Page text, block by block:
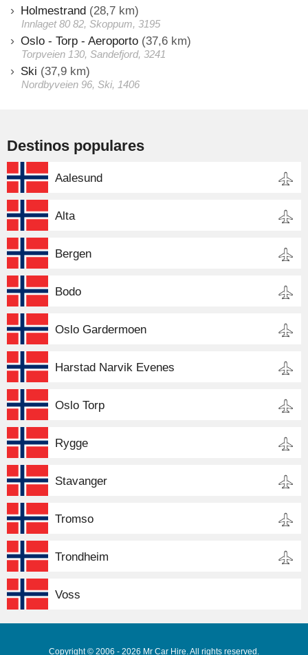
Holmestrand (28,7 km)
Innlaget 80 82, Skoppum, 3195
Oslo - Torp - Aeroporto (37,6 km)
Torpveien 130, Sandefjord, 3241
Ski (37,9 km)
Nordbyveien 96, Ski, 1406
Destinos populares
Aalesund
Alta
Bergen
Bodo
Oslo Gardermoen
Harstad Narvik Evenes
Oslo Torp
Rygge
Stavanger
Tromso
Trondheim
Voss
Copyright © 2006 - 2026 Mr Car Hire. All rights reserved.